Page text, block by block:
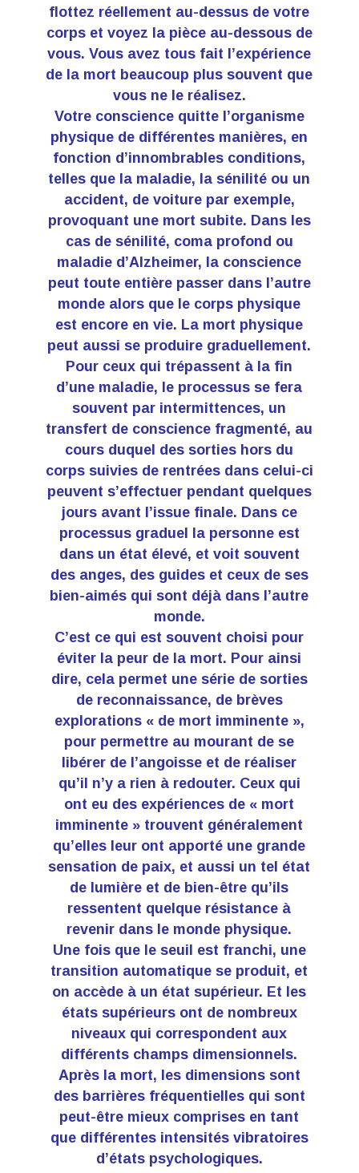
flottez réellement au-dessus de votre
corps et voyez la pièce au-dessous de
vous. Vous avez tous fait l’expérience
de la mort beaucoup plus souvent que
vous ne le réalisez.
Votre conscience quitte l’organisme
physique de différentes manières, en
fonction d’innombrables conditions,
telles que la maladie, la sénilité ou un
accident, de voiture par exemple,
provoquant une mort subite. Dans les
cas de sénilité, coma profond ou
maladie d’Alzheimer, la conscience
peut toute entière passer dans l’autre
monde alors que le corps physique
est encore en vie. La mort physique
peut aussi se produire graduellement.
Pour ceux qui trépassent à la fin
d’une maladie, le processus se fera
souvent par intermittences, un
transfert de conscience fragmenté, au
cours duquel des sorties hors du
corps suivies de rentrées dans celui-ci
peuvent s’effectuer pendant quelques
jours avant l’issue finale. Dans ce
processus graduel la personne est
dans un état élevé, et voit souvent
des anges, des guides et ceux de ses
bien-aimés qui sont déjà dans l’autre
monde.
C’est ce qui est souvent choisi pour
éviter la peur de la mort. Pour ainsi
dire, cela permet une série de sorties
de reconnaissance, de brèves
explorations « de mort imminente »,
pour permettre au mourant de se
libérer de l’angoisse et de réaliser
qu’il n’y a rien à redouter. Ceux qui
ont eu des expériences de « mort
imminente » trouvent généralement
qu’elles leur ont apporté une grande
sensation de paix, et aussi un tel état
de lumière et de bien-être qu’ils
ressentent quelque résistance à
revenir dans le monde physique.
Une fois que le seuil est franchi, une
transition automatique se produit, et
on accède à un état supérieur. Et les
états supérieurs ont de nombreux
niveaux qui correspondent aux
différents champs dimensionnels.
Après la mort, les dimensions sont
des barrières fréquentielles qui sont
peut-être mieux comprises en tant
que différentes intensités vibratoires
d’états psychologiques.